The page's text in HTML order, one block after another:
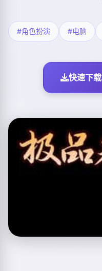
#角色扮演 #电脑
快速下载